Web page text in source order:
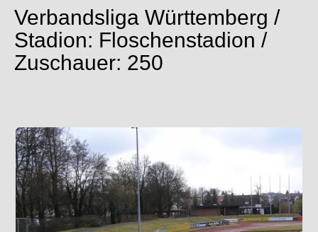
Verbandsliga Württemberg /
Stadion: Floschenstadion /
Zuschauer: 250